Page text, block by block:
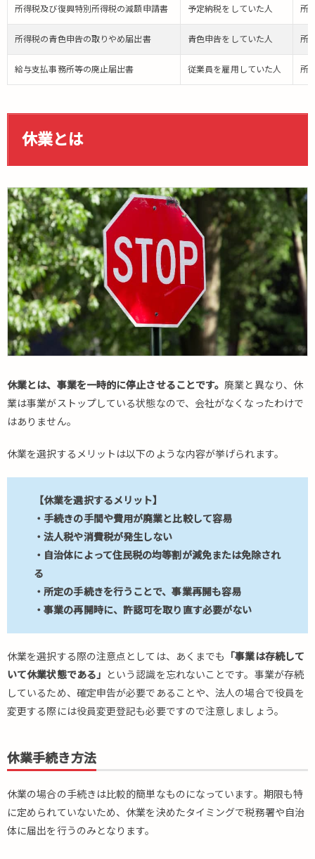
所得税及び復興特別所得税の減額申請書 予定納税をしていた人 所
所得税の青色申告の取りやめ届出書 青色申告をしていた人 所
給与支払事務所等の廃止届出書 従業員を雇用していた人 所
休業とは
休業とは、事業を一時的に停止させることです。 廃業と異なり、休
業は事業がストップしている状態なので、会社がなくなったわけで
はありません。
休業を選択するメリットは以下のような内容が挙げられます。
【休業を選択するメリット】
・手続きの手間や費用が廃業と比較して容易
・法人税や消費税が発生しない
・自治体によって住民税の均等割が減免または免除され
る
・所定の手続きを行うことで、事業再開も容易
・事業の再開時に、許認可を取り直す必要がない
休業を選択する際の注意点としては、あくまでも
「事業は存続して
いて休業状態である」
という認識を忘れないことです。事業が存続
しているため、確定申告が必要であることや、法人の場合で役員を
変更する際には役員変更登記も必要ですので注意しましょう。
休業手続き方法
休業の場合の手続きは比較的簡単なものになっています。期限も特
に定められていないため、休業を決めたタイミングで税務署や自治
体に届出を行うのみとなります。